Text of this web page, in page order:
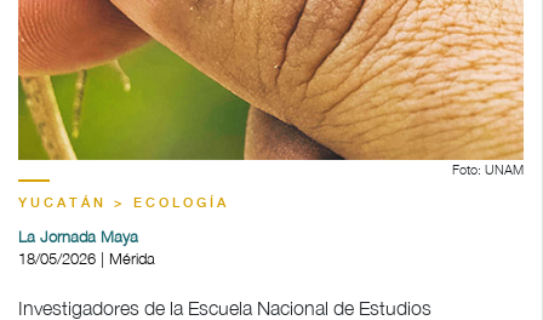
Foto: UNAM
YUCATÁN > ECOLOGÍA
La Jornada Maya
18/05/2026 | Mérida
Investigadores de la Escuela Nacional de Estudios